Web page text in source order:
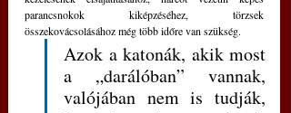
parancsnokok kiképzéséhez, törzsek
összekovácsolásához még több időre van szükség.
Azok a katonák, akik most
a „darálóban” vannak,
valójában nem is tudják,